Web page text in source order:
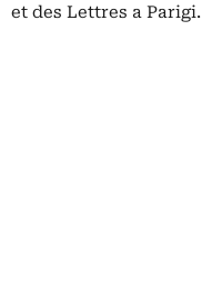
et des Lettres a Parigi.